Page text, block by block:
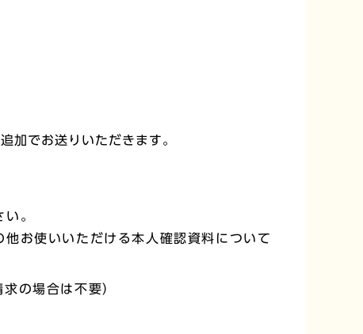
加でお送りいただきます。
。
お使いいただける本人確認資料について
の場合は不要）